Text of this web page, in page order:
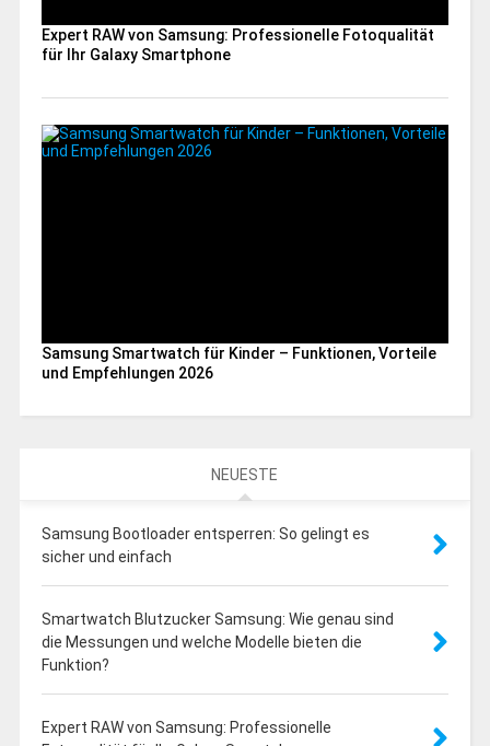
Expert RAW von Samsung: Professionelle Fotoqualität
für Ihr Galaxy Smartphone
Samsung Smartwatch für Kinder – Funktionen, Vorteile
und Empfehlungen 2026
NEUESTE
Samsung Bootloader entsperren: So gelingt es
sicher und einfach
Smartwatch Blutzucker Samsung: Wie genau sind
die Messungen und welche Modelle bieten die
Funktion?
Expert RAW von Samsung: Professionelle